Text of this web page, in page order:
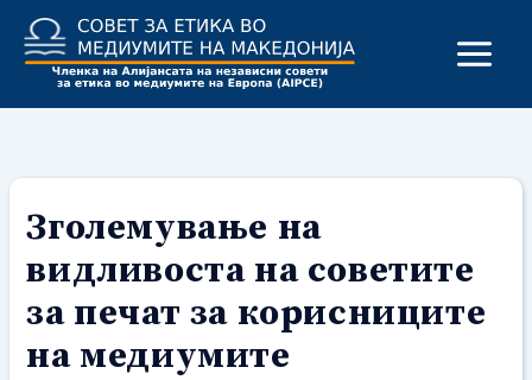
content
Зголемување на
видливоста на советите
за печат за корисниците
на медиумите